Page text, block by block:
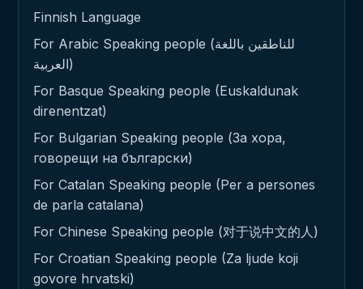
Finnish Language
For Arabic Speaking people (للناطقين باللغة
العربية)
For Basque Speaking people (Euskaldunak
direnentzat)
For Bulgarian Speaking people (За хора,
говорещи на български)
For Catalan Speaking people (Per a persones
de parla catalana)
For Chinese Speaking people (对于说中文的人)
For Croatian Speaking people (Za ljude koji
govore hrvatski)